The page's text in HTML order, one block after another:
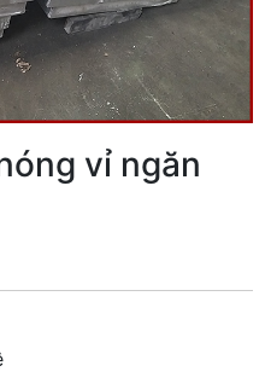
vỉ ngăn